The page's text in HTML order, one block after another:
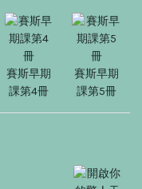
賽斯早期
課第4冊
賽斯早期
課第5冊